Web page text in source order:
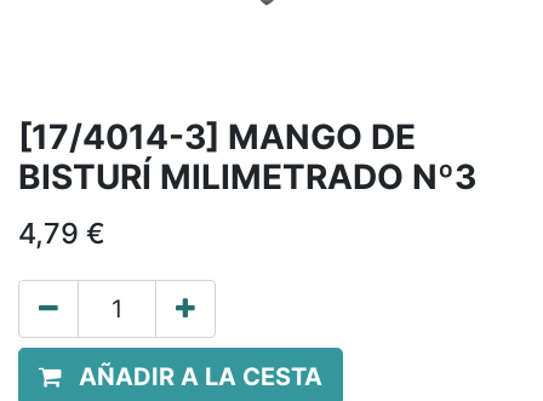
[17/4014-3] MANGO DE
BISTURÍ MILIMETRADO Nº3
4,79 €
AÑADIR A LA CESTA